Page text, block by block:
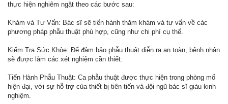
thực hiện nghiêm ngặt theo các bước sau:
Khám và Tư Vấn: Bác sĩ sẽ tiến hành thăm khám và tư vấn về các
phương pháp phẫu thuật phù hợp, cũng như chi phí cụ thể.
Kiểm Tra Sức Khỏe: Để đảm bảo phẫu thuật diễn ra an toàn, bệnh nhân
sẽ được làm các xét nghiệm cần thiết.
Tiến Hành Phẫu Thuật: Ca phẫu thuật được thực hiện trong phòng mổ
hiện đại, với sự hỗ trợ của thiết bị tiên tiến và đội ngũ bác sĩ giàu kinh
nghiệm.